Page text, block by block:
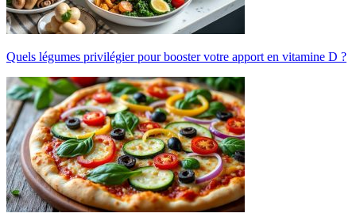
Quels légumes privilégier pour booster votre apport en vitamine D ?